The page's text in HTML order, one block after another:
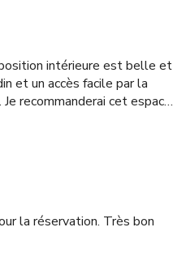
intérieure est belle et
et un accès facile par la
recommanderai cet espace
la réservation. Très bon